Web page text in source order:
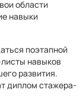
области
навыки
поэтапной
навыков
развития.
диплом стажера-